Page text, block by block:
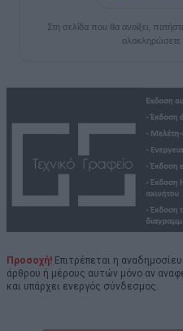
Στη σελίδα που θα ανοίξει,
ολοκληρώσετε
Προσοχή! Επιτρέπεται η
άρθρου ή μέρους αυτών μόνο αν
και υπάρχει ενεργός σύνδεσμος.